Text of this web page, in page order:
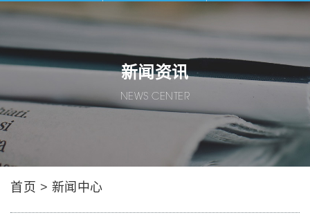
新闻资讯
NEWS CENTER
首页 > 新闻中心